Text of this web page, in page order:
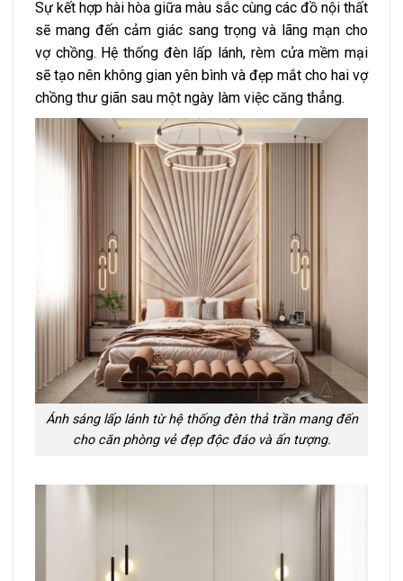
Sự kết hợp hài hòa giữa màu sắc cùng các đồ nội thất
sẽ mang đến cảm giác sang trọng và lãng mạn cho
vợ chồng. Hệ thống đèn lấp lánh, rèm cửa mềm mại
sẽ tạo nên không gian yên bình và đẹp mắt cho hai vợ
chồng thư giãn sau một ngày làm việc căng thẳng.
Ánh sáng lấp lánh từ hệ thống đèn thả trần mang đến
cho căn phòng vẻ đẹp độc đáo và ấn tượng.